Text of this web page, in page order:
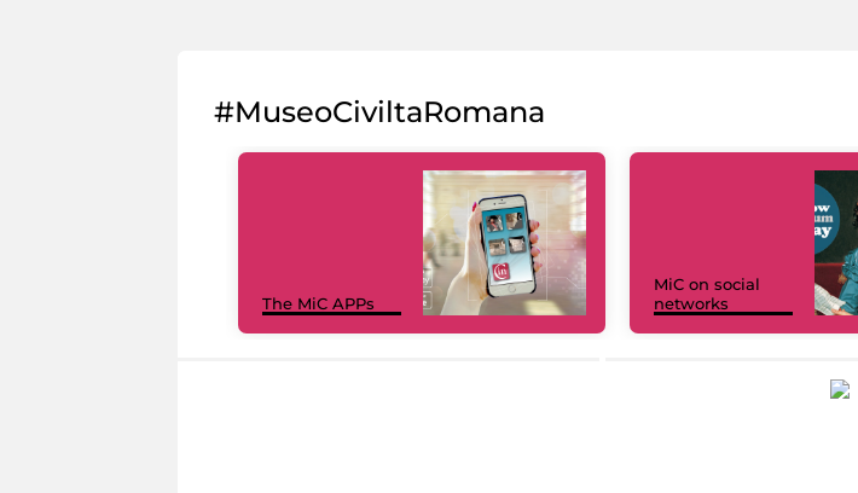
#MuseoCiviltaRomana
The MiC APPs
MiC on social
networks